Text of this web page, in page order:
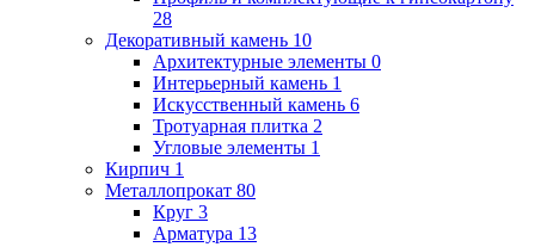
28
Декоративный камень 10
Архитектурные элементы 0
Интерьерный камень 1
Искусственный камень 6
Тротуарная плитка 2
Угловые элементы 1
Кирпич 1
Металлопрокат 80
Круг 3
Арматура 13